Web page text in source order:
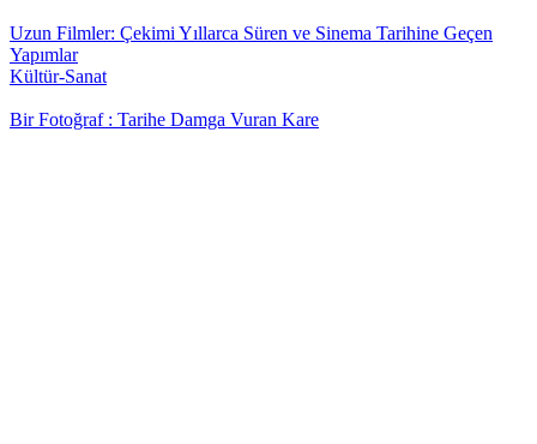
Uzun Filmler: Çekimi Yıllarca Süren ve Sinema Tarihine Geçen
Yapımlar
Kültür-Sanat
Bir Fotoğraf : Tarihe Damga Vuran Kare